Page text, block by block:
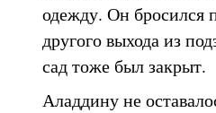
одежду. Он бросился
другого выхода из
сад тоже был закрыт.
Аладдину не